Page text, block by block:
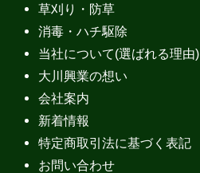
草刈り・防草
消毒・ハチ駆除
当社について(選ばれる理由)
大川興業の想い
会社案内
新着情報
特定商取引法に基づく表記
お問い合わせ